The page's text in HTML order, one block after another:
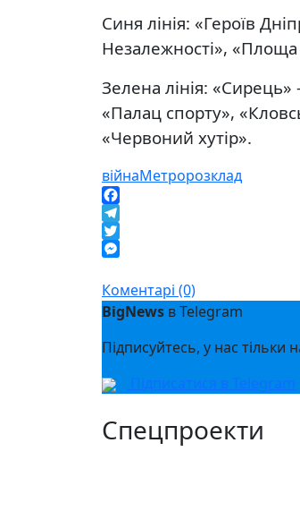
Синя лінія: «Героїв
Незалежності», «Площа
Зелена лінія:
«Палац спорту»,
«Червоний хутір».
війнаМетророзклад
Facebook
Telegram
Twitter
Коментарі (0)
BigNews в Telegram
Підписуйтесь, у нас тільки
Підписатися в Telegram
Спецпроекти